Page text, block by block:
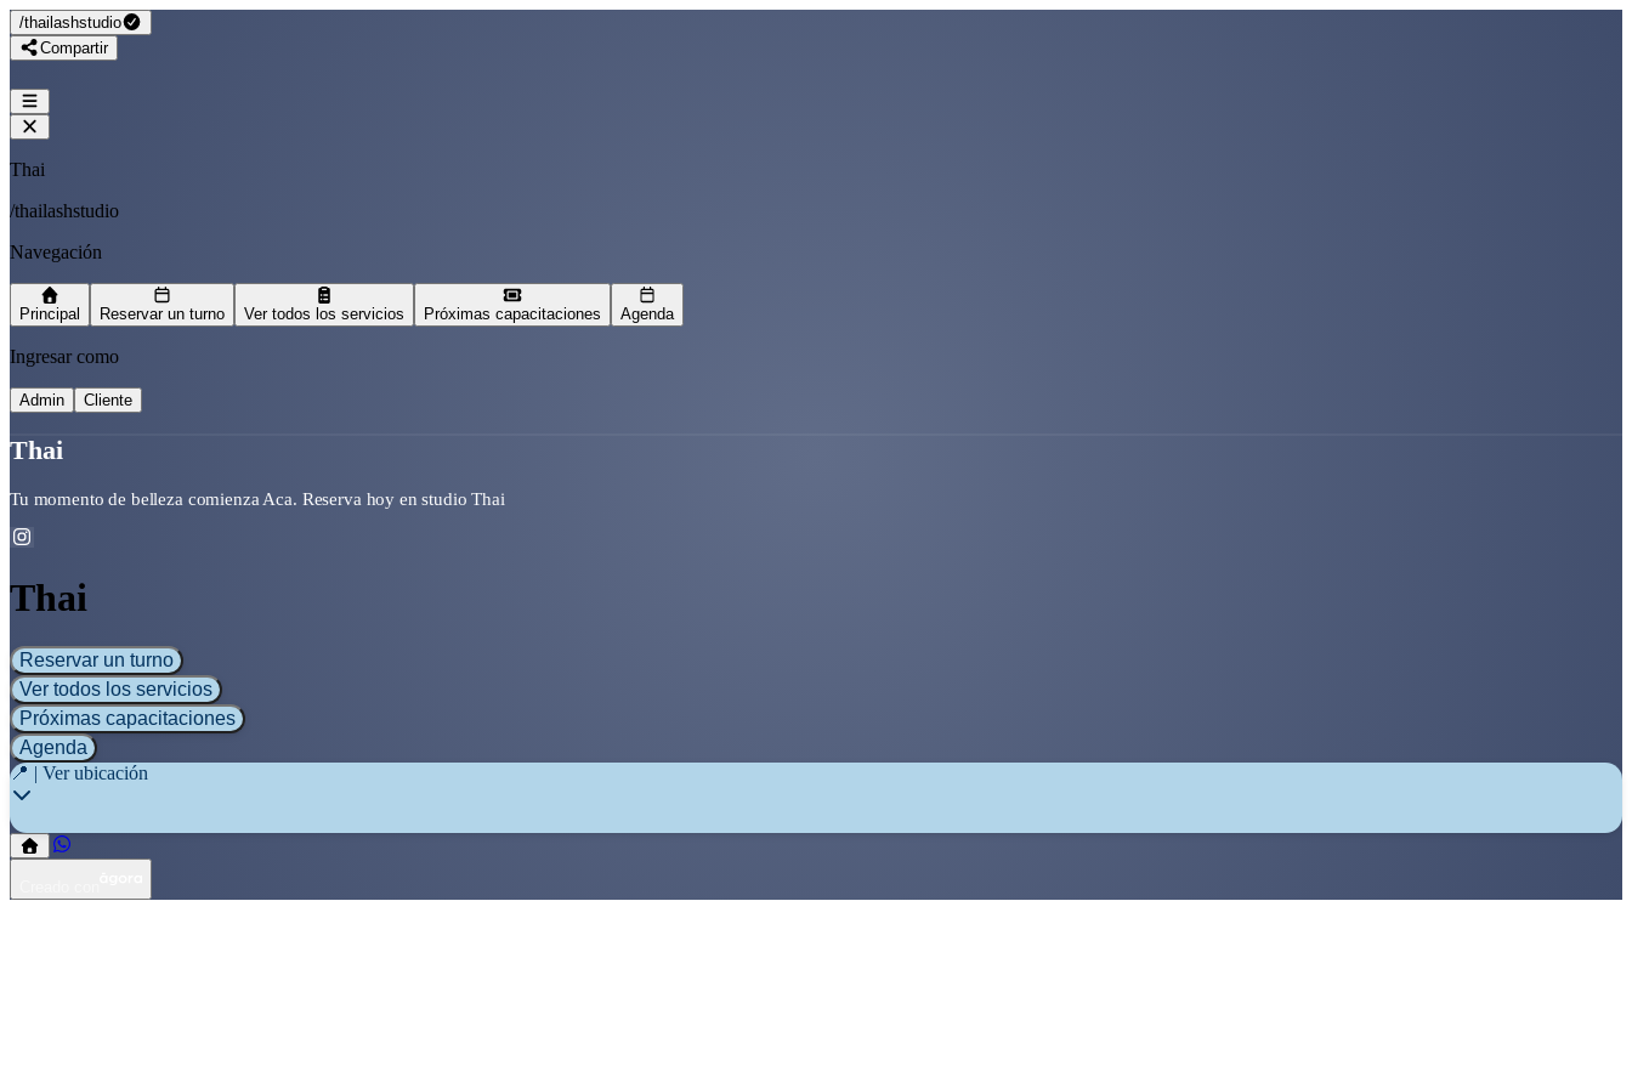
/thailashstudio
Compartir
Thai
/thailashstudio
Navegación
Principal Reservar un turno Ver todos los servicios Próximas capacitaciones Agenda
Ingresar como
Admin Cliente
Thai
Tu momento de belleza comienza Aca. Reserva hoy en studio Thai
Thai
Reservar un turno
Ver todos los servicios
Próximas capacitaciones
Agenda
📍 | Ver ubicación